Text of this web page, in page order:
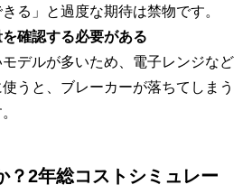
る」と過度な期待は禁物です。
確認する必要がある
デルが多いため、電子レンジなど
うと、ブレーカーが落ちてしまう
？2年総コストシミュレー